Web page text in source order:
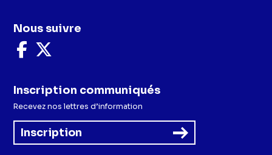
Nous suivre
Nous
suivre
Facebook
X
Inscription communiqués
Recevez nos lettres d’information
Inscription